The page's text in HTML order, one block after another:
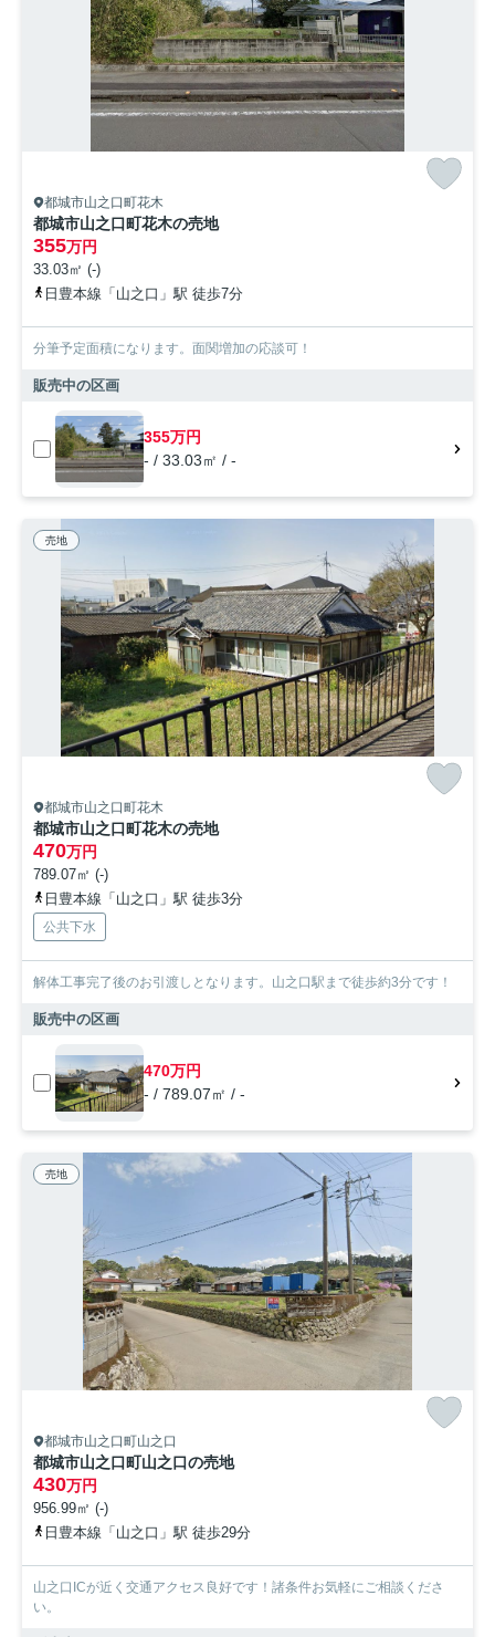
都城市山之口町花木
都城市山之口町花木の売地
355万円
33.03㎡ (-)
日豊本線「山之口」駅 徒歩7分
分筆予定面積になります。面関増加の応談可！
販売中の区画
355万円
- / 33.03㎡ / -
売地
都城市山之口町花木
都城市山之口町花木の売地
470万円
789.07㎡ (-)
日豊本線「山之口」駅 徒歩3分
公共下水
解体工事完了後のお引渡しとなります。山之口駅まで徒歩約3分です！
販売中の区画
470万円
- / 789.07㎡ / -
売地
都城市山之口町山之口
都城市山之口町山之口の売地
430万円
956.99㎡ (-)
日豊本線「山之口」駅 徒歩29分
山之口ICが近く交通アクセス良好です！諸条件お気軽にご相談くださ
い。